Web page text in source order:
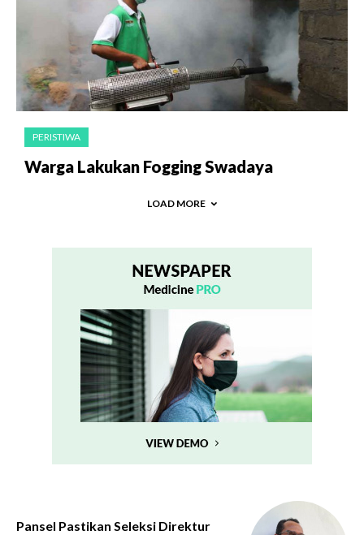
PERISTIWA
Warga Lakukan Fogging Swadaya
LOAD MORE
Pansel Pastikan Seleksi Direktur